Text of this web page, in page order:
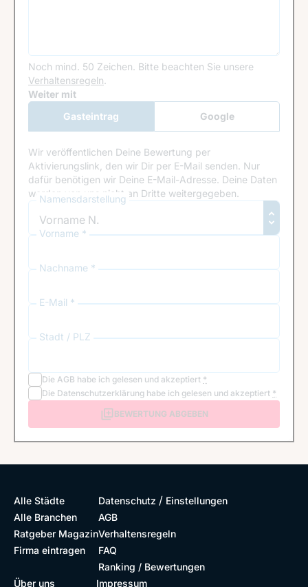
Noch mind. 50 Zeichen. Bitte beachten Sie unsere
Verhaltensregeln.
Google Recaptcha
Weiter mit
Gasteintrag
Google
Anmeldung
Wir veröffentlichen Deine Bewertung per
Aktivierungslink, den wir Dir per E-Mail senden. Nur
dafür benötigen wir Deine E-Mail-Adresse. Deine Daten
werden von uns nicht an Dritte weitergegeben.
Namensdarstellung
Vorname *
Nachname *
E-Mail *
Stadt / PLZ
Die AGB habe ich gelesen und akzeptiert *
Die Datenschutzerklärung habe ich gelesen und akzeptiert *
BEWERTUNG ABGEBEN
Alle Städte
Alle Branchen
Ratgeber Magazin
Firma eintragen
Datenschutz / Einstellungen
AGB
Verhaltensregeln
FAQ
Ranking / Bewertungen
Über uns
Impressum